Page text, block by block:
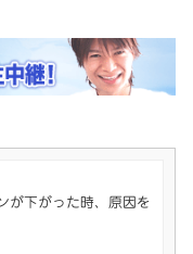
が下がった時、原因を